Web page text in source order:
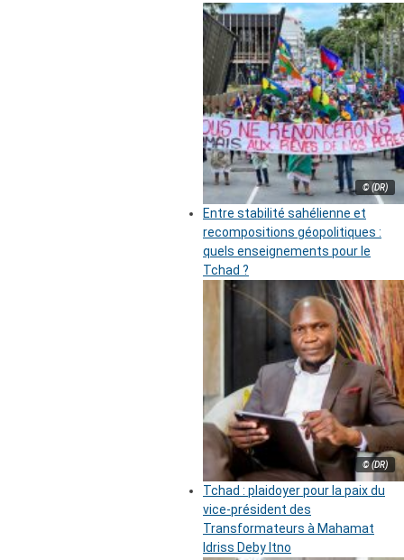
© (DR)
Entre stabilité sahélienne et
recompositions géopolitiques :
quels enseignements pour le
Tchad ?
© (DR)
Tchad : plaidoyer pour la paix du
vice-président des
Transformateurs à Mahamat
Idriss Deby Itno